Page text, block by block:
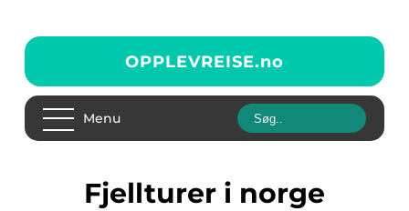
OPPLEVREISE.no
Menu
fjellturer i norge